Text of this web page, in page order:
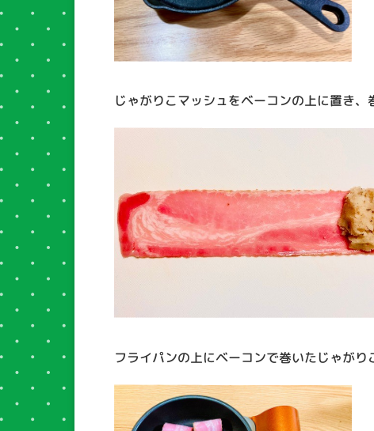
じゃがりこマッシュをベーコンの上に置き、
フライパンの上にベーコンで巻いたじゃが